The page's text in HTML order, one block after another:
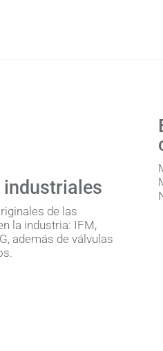
industriales
de las
la industria: IFM,
además de válvulas